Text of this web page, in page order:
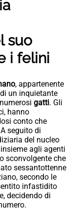
suo
i felini
, appartenente
un inquietante
gatti. Gli
hanno
conto che
seguito di
del nucleo
agli agenti
sconvolgente che
sessantottenne
secondo le
infastidito
decidendo di